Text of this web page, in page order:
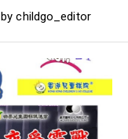
bychildgo_editor